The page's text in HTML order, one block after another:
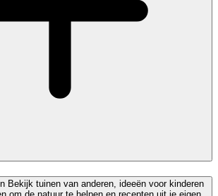
Bekijk tuinen van anderen, ideeën voor kinderen